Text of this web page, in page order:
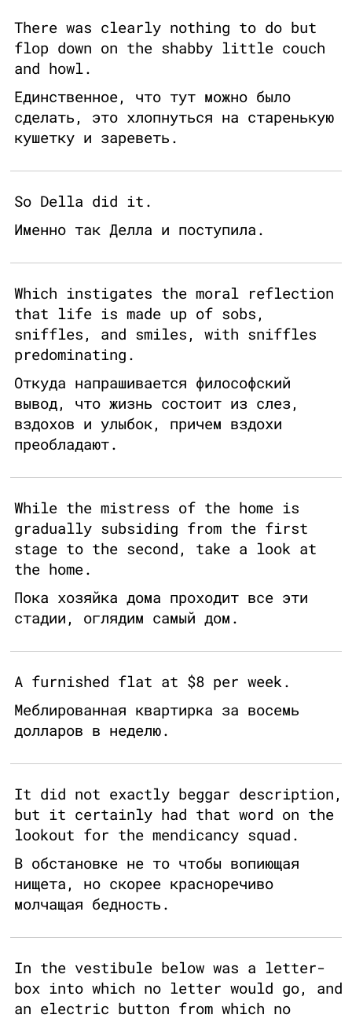
There was clearly nothing to do but
flop down on the shabby little couch
and howl.
Единственное, что тут можно было
сделать, это хлопнуться на старенькую
кушетку и зареветь.
So Della did it.
Именно так Делла и поступила.
Which instigates the moral reflection
that life is made up of sobs,
sniffles, and smiles, with sniffles
predominating.
Откуда напрашивается философский
вывод, что жизнь состоит из слез,
вздохов и улыбок, причем вздохи
преобладают.
While the mistress of the home is
gradually subsiding from the first
stage to the second, take a look at
the home.
Пока хозяйка дома проходит все эти
стадии, оглядим самый дом.
A furnished flat at $8 per week.
Меблированная квартирка за восемь
долларов в неделю.
It did not exactly beggar description,
but it certainly had that word on the
lookout for the mendicancy squad.
В обстановке не то чтобы вопиющая
нищета, но скорее красноречиво
молчащая бедность.
In the vestibule below was a letter-
box into which no letter would go, and
an electric button from which no